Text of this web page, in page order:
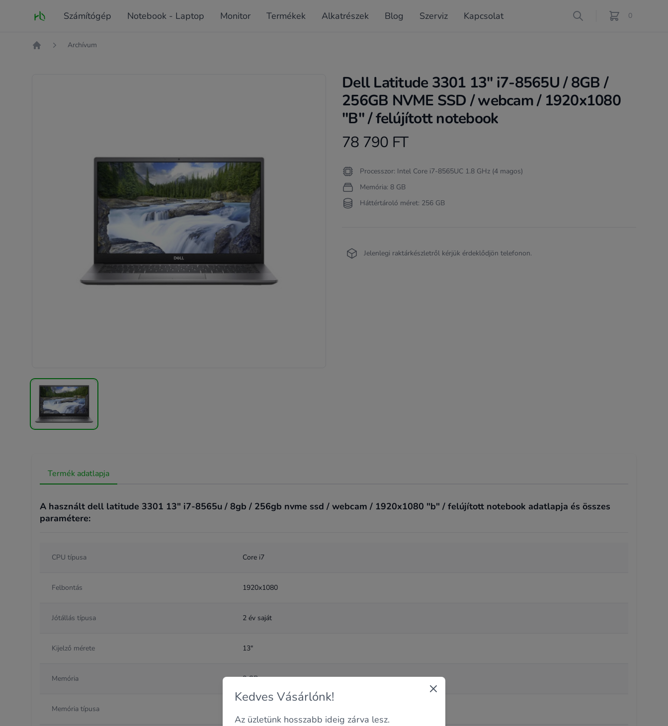
Fő oldal Számítógép Notebook - Laptop Monitor Termékek Alkatrészek Blog Szerviz Kapcsolat Search 0
féle termék a
Archívum
TERMÉK KÉP
Dell Latitude 3301 13" i7-8565U / 8GB /
256GB NVME SSD / webcam / 1920x1080
"B" / felújított notebook
Product information
78 790 FT
Termékleírás
Processzor: Intel Core i7-8565UC 1.8 GHz (4 magos)
Memória: 8 GB
Háttértároló méret: 256 GB
Jelenlegi raktárkészletről kérjük érdeklődjön telefonon.
Termék adatlapja
A használt dell latitude 3301 13" i7-8565u / 8gb / 256gb nvme ssd / webcam / 1920x1080 "b" / felújított notebook adatlapja és összes
paramétere:
CPU típusa Core i7
Felbontás 1920x1080
Jótállás típusa 2 év saját
Kijelző mérete 13"
Memória 8 GB
Memória típusa
Kedves Vásárlónk!
Az üzletünk hosszabb ideig zárva lesz.